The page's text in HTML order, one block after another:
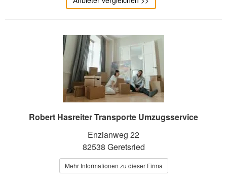
Robert Hasreiter Transporte Umzugsservice
Enzianweg 22
82538 Geretsried
Mehr Informationen zu dieser Firma